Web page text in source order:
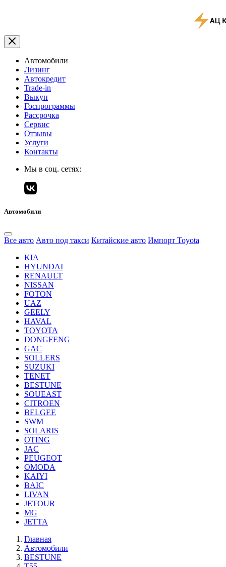
Автомобили
Лизинг
Автокредит
Trade-in
Выкуп
Госпрограммы
Рассрочка
Сервис
Отзывы
Услуги
Контакты
Мы в соц. сетях:
Автомобили
Все авто Авто под такси Китайские авто Импорт Toyota
KIA
HYUNDAI
RENAULT
NISSAN
FOTON
UAZ
GEELY
HAVAL
TOYOTA
DONGFENG
GAC
SOLLERS
SUZUKI
TENET
BESTUNE
SOUEAST
CITROEN
BELGEE
SWM
SOLARIS
OTING
JAC
PEUGEOT
OMODA
KAIYI
BAIC
LIVAN
JETOUR
MG
JETTA
Главная
Автомобили
BESTUNE